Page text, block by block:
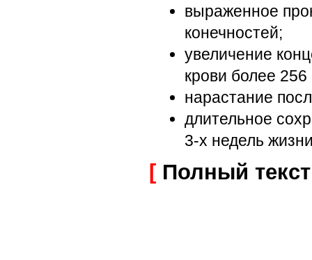
выраженное
конечностей;
увеличение
крови более
нарастание
длительное
3-х недель
[ Полный